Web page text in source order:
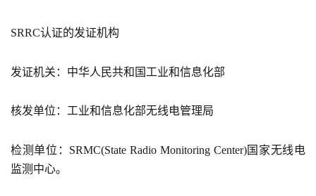
SRRC认证的发证机构
发证机关：中华人民共和国工业和信息化部
核发单位：工业和信息化部无线电管理局
检测单位：SRMC(State Radio Monitoring Center)国家无线电
监测中心。